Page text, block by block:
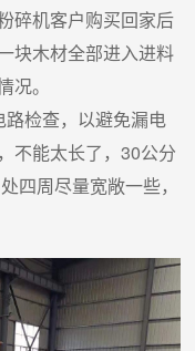
碎机客户购买回家后
块木材全部进入进料
。
检查，以避免漏电
不能太长了，30公分
四周尽量宽敞一些，